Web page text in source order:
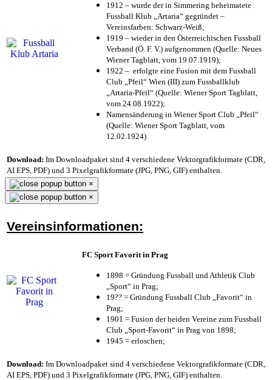
1912 – wurde der in Simmering beheimatete
Fussball Klub „Artaria“ gegründet –
Vereinsfarben: Schwarz-Weiß;
1919 – wieder in den Österreichischen Fussball
Verband (Ö. F. V.) aufgenommen (Quelle: Neues
Wiener Tagblatt, vom 19.07.1919);
1922 – erfolgte eine Fusion mit dem Fussball
Club „Pfeil“ Wien (III) zum Fussballklub
„Artaria-Pfeil“ (Quelle: Wiener Sport Tagblatt,
vom 24.08.1922);
Namensänderung in Wiener Sport Club „Pfeil“
(Quelle: Wiener Sport Tagblatt, vom
12.02.1924)
Download: Im Downloadpaket sind 4 verschiedene Vektorgrafikformate (CDR,
AI EPS, PDF) und 3 Pixelgrafikformate (JPG, PNG, GIF) enthalten.
×
×
Vereinsinformationen:
FC Sport Favorit in Prag
1898 = Gründung Fussball und Athletik Club
„Sport“ in Prag;
19?? = Gründung Fussball Club „Favorit“ in
Prag;
1901 = Fusion der beiden Vereine zum Fussball
Club „Sport-Favorit“ in Prag von 1898;
1945 = erloschen;
Download: Im Downloadpaket sind 4 verschiedene Vektorgrafikformate (CDR,
AI EPS, PDF) und 3 Pixelgrafikformate (JPG, PNG, GIF) enthalten.